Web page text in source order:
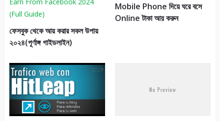
ফেসবুক থেকে আয় করার সকল উপায়
২০২৪(পূর্ণাঙ্গ গাইডলাইন)
Mobile Phone দিয়ে ঘরে বসে
Online টাকা আয় করুন